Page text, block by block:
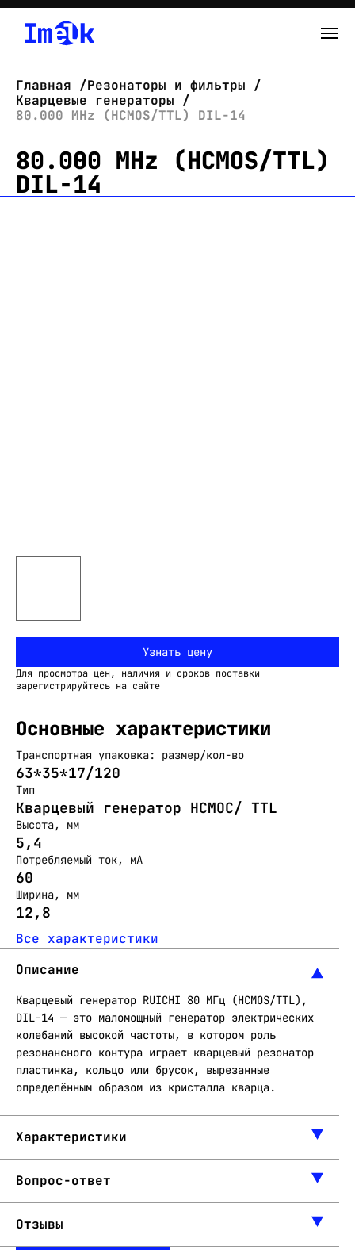
О нас
Новости
Склад
Главная
Резонаторы и фильтры
Кварцевые генераторы
80.000 MHz (HCMOS/TTL) DIL-14
80.000 MHz (HCMOS/TTL)
DIL-14
Узнать цену
Для просмотра цен, наличия и сроков поставки
зарегистрируйтесь на сайте
Основные характеристики
Транспортная упаковка: размер/кол-во
63*35*17/120
Тип
Кварцевый генератор HCMOC/ TTL
Высота, мм
5,4
Потребляемый ток, мА
60
Ширина, мм
12,8
Все характеристики
Описание
Кварцевый генератор RUICHI 80 МГц (HCMOS/TTL),
DIL-14 — это маломощный генератор электрических
колебаний высокой частоты, в котором роль
резонансного контура играет кварцевый резонатор
пластинка, кольцо или брусок, вырезанные
определённым образом из кристалла кварца.
Характеристики
Вопрос-ответ
Отзывы